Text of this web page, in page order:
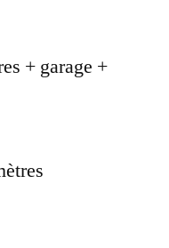
+ garage +